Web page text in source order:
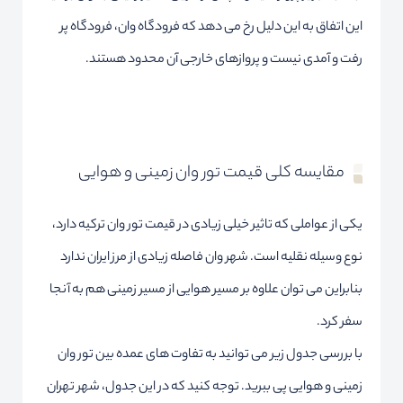
این اتفاق به این دلیل رخ می دهد که فرودگاه وان، فرودگاه پر
رفت و آمدی نیست و پروازهای خارجی آن محدود هستند.
مقایسه کلی قیمت تور وان زمینی و هوایی
یکی از عواملی که تاثیر خیلی زیادی در قیمت تور وان ترکیه دارد،
نوع وسیله نقلیه است. شهر وان فاصله زیادی از مرز ایران ندارد
بنابراین می توان علاوه بر مسیر هوایی از مسیر زمینی هم به آنجا
سفر کرد.
با بررسی جدول زیر می توانید به تفاوت های عمده بین تور وان
زمینی و هوایی پی ببرید. توجه کنید که در این جدول، شهر تهران